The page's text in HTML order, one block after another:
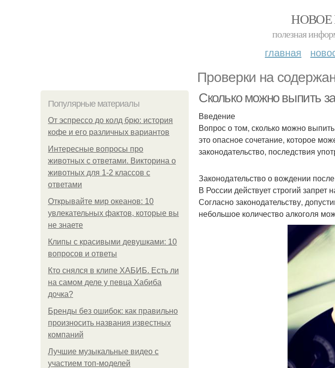
НОВОЕ
полезная
главная
Проверки на
Популярные материалы
От эспрессо до колд брю: история
кофе и его различных вариантов
Интересные вопросы про
животных с ответами. Викторина о
животных для 1-2 классов с
ответами
Открывайте мир океанов: 10
увлекательных фактов, которые вы
не знаете
Клипы с красивыми девушками: 10
вопросов и ответы
Кто снялся в клипе ХАБИБ. Есть ли
на самом деле у певца Хабиба
дочка?
Бренды без ошибок: как правильно
произносить названия известных
компаний
Лучшие музыкальные видео с
участием топ-моделей
Сколько можно выпить
Введение
Вопрос о том, сколько можно
это опасное сочетание, которое
законодательство, последствия
Законодательство о вождении
В России действует строгий
Согласно законодательству,
небольшое количество алкоголя